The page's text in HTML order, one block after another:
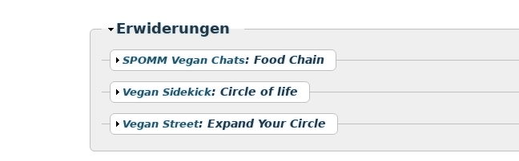
Ausblenden
Erwiderungen
Anzeigen
SPOMM Vegan Chats: Food Chain
Anzeigen
Vegan Sidekick: Circle of life
Anzeigen
Vegan Street: Expand Your Circle